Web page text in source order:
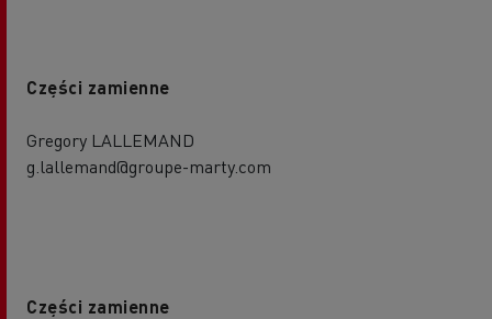
Części zamienne
Gregory LALLEMAND
g.lallemand@groupe-marty.com
Części zamienne